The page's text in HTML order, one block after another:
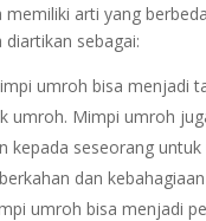
arti yang
sebagai:
umroh bisa menjadi
umroh. Mimpi umroh
kepada seseorang
dan
umroh bisa menjadi